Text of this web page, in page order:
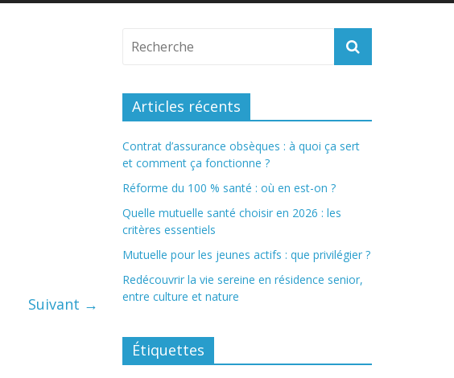
Suivant →
Articles récents
Contrat d’assurance obsèques : à quoi ça sert
et comment ça fonctionne ?
Réforme du 100 % santé : où en est-on ?
Quelle mutuelle santé choisir en 2026 : les
critères essentiels
Mutuelle pour les jeunes actifs : que privilégier ?
Redécouvrir la vie sereine en résidence senior,
entre culture et nature
Étiquettes